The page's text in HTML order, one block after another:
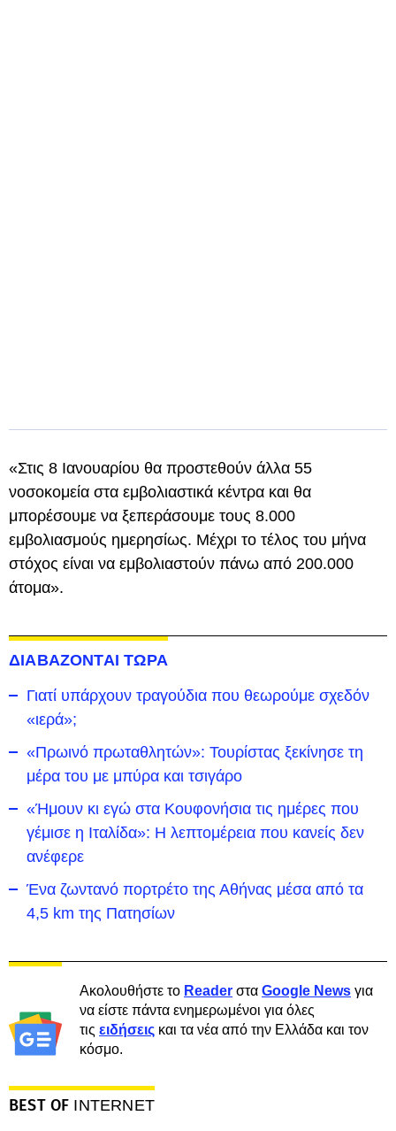
«Στις 8 Ιανουαρίου θα προστεθούν άλλα 55
νοσοκομεία στα εμβολιαστικά κέντρα και θα
μπορέσουμε να ξεπεράσουμε τους 8.000
εμβολιασμούς ημερησίως. Μέχρι το τέλος του μήνα
στόχος είναι να εμβολιαστούν πάνω από 200.000
άτομα».
ΔΙΑΒΑΖΟΝΤΑΙ ΤΩΡΑ
Γιατί υπάρχουν τραγούδια που θεωρούμε σχεδόν
«ιερά»;
«Πρωινό πρωταθλητών»: Τουρίστας ξεκίνησε τη
μέρα του με μπύρα και τσιγάρο
«Ήμουν κι εγώ στα Κουφονήσια τις ημέρες που
γέμισε η Ιταλίδα»: Η λεπτομέρεια που κανείς δεν
ανέφερε
Ένα ζωντανό πορτρέτο της Αθήνας μέσα από τα
4,5 km της Πατησίων
Ακολουθήστε το Reader στα Google News για
να είστε πάντα ενημερωμένοι για όλες
τις ειδήσεις και τα νέα από την Ελλάδα και τον
κόσμο.
BEST OF INTERNET